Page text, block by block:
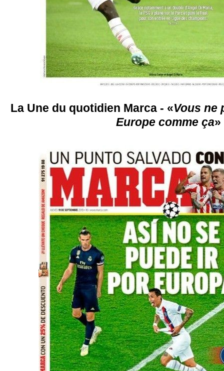
La Une du quotidien Marca - «Vous ne
Europe comme ça»